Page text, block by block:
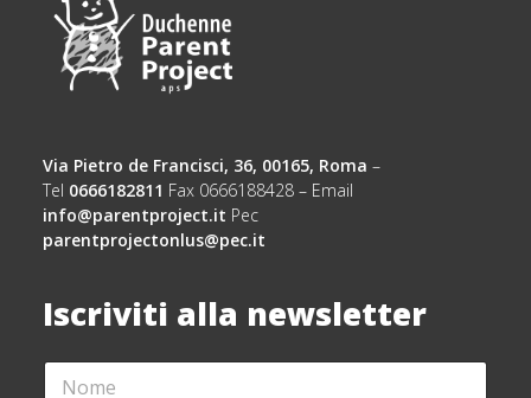
Via Pietro de Francisci, 36, 00165, Roma –
Tel 0666182811 Fax 0666188428 – Email
info@parentproject.it Pec
parentprojectonlus@pec.it
Iscriviti alla newsletter
*N